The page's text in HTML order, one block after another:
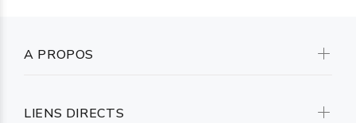
A PROPOS
LIENS DIRECTS